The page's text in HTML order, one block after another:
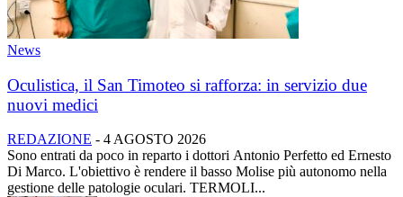
News
Oculistica, il San Timoteo si rafforza: in servizio due
nuovi medici
REDAZIONE - 4 AGOSTO 2026
Sono entrati da poco in reparto i dottori Antonio Perfetto ed Ernesto
Di Marco. L'obiettivo è rendere il basso Molise più autonomo nella
gestione delle patologie oculari. TERMOLI...